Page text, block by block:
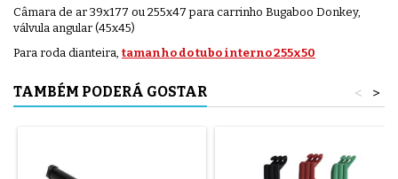
Câmara de ar 39x177 ou 255x47 para carrinho Bugaboo Donkey,
válvula angular (45x45)
Para roda dianteira, tamanho do tubo interno 255x50
TAMBÉM PODERÁ GOSTAR >
<